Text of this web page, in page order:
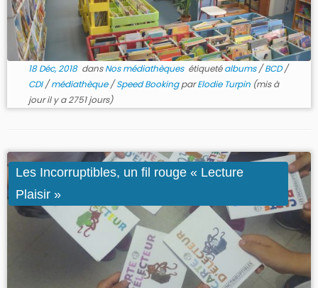
18 Déc, 2018dansNos médiathèques étiquetéalbums/BCD/
CDI/médiathèque/Speed BookingparElodie Turpin(mis à
jour il y a 2751 jours)
Les Incorruptibles, un fil rouge « Lecture
Plaisir »